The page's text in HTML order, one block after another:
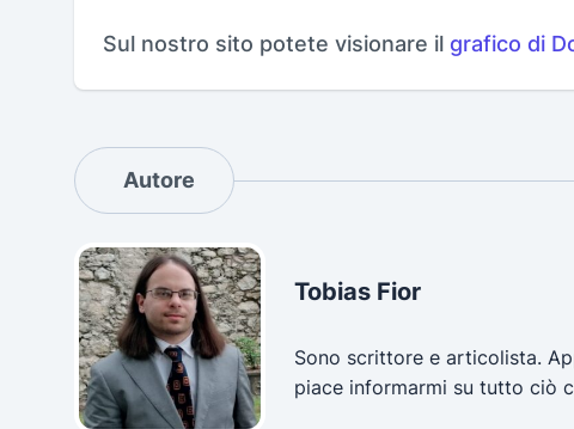
Sul nostro sito potete visionare il grafico di
Autore
Tobias Fior
Sono scrittore e articolista.
piace informarmi su tutto ciò